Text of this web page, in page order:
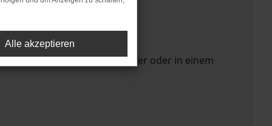
in einem anderen Browser oder in einem
Alle akzeptieren